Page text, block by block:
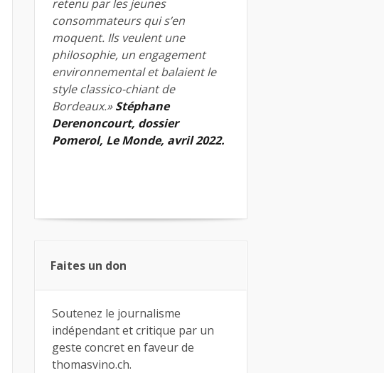
retenu par les jeunes
consommateurs qui s’en
moquent. Ils veulent une
philosophie, un engagement
environnemental et balaient le
style classico-chiant de
Bordeaux.»Stéphane
Derenoncourt, dossier
Pomerol, Le Monde, avril 2022.
Faites un don
Soutenez le journalisme
indépendant et critique par un
geste concret en faveur de
thomasvino.ch.